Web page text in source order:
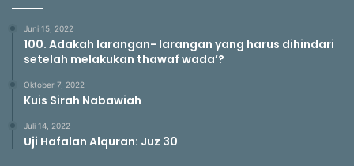
Juni 15, 2022
100. Adakah larangan- larangan yang harus dihindari
setelah melakukan thawaf wada’?
Oktober 7, 2022
Kuis Sirah Nabawiah
Juli 14, 2022
Uji Hafalan Alquran: Juz 30